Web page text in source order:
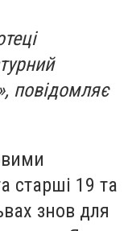
повідомляє
старші 19 та
знов для